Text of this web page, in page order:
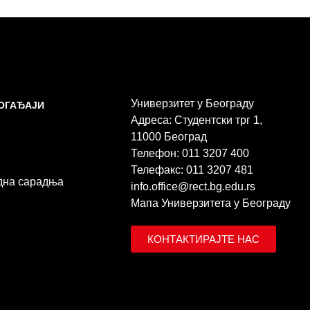
сарадња
Универзитет у Београду
Адреса: Студентски трг 1,
11000 Београд
Телефон: 011 3207 400
Телефакс: 011 3207 481
info.office@rect.bg.edu.rs
Мапа Универзитета у Београду
КОНТАКТИРАЈТЕ НАС